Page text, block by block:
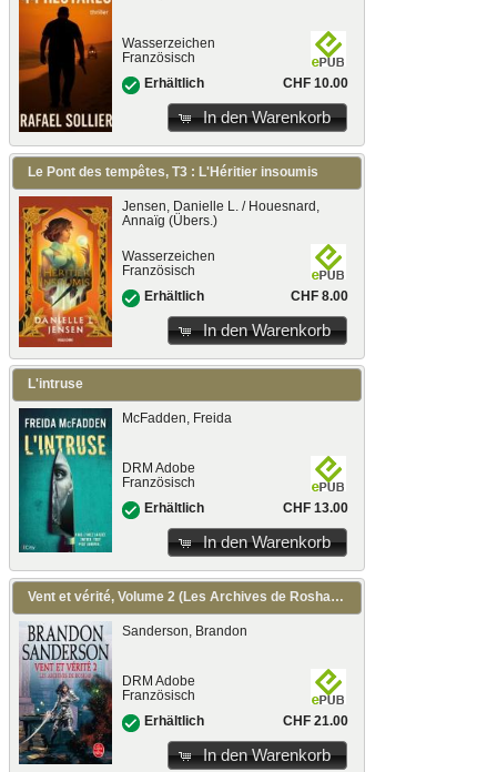
Wasserzeichen
Französisch
Erhältlich
CHF 10.00
In den Warenkorb
Le Pont des tempêtes, T3 : L'Héritier insoumis
Jensen, Danielle L. / Houesnard,
Annaïg (Übers.)
Wasserzeichen
Französisch
Erhältlich
CHF 8.00
In den Warenkorb
L'intruse
McFadden, Freida
DRM Adobe
Französisch
Erhältlich
CHF 13.00
In den Warenkorb
Vent et vérité, Volume 2 (Les Archives de Roshar, Tome 5)
Sanderson, Brandon
DRM Adobe
Französisch
Erhältlich
CHF 21.00
In den Warenkorb